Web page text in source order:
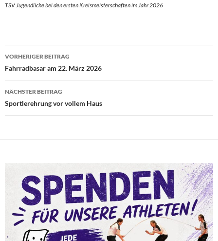
TSV Jugendliche bei den ersten Kreismeisterschaften im Jahr 2026
Beitragsnavigation
VORHERIGER BEITRAG
Fahrradbasar am 22. März 2026
NÄCHSTER BEITRAG
Sportlerehrung vor vollem Haus